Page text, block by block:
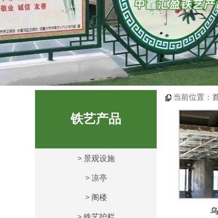
铁艺产品
> 景观设施
> 凉亭
> 阁楼
当前位置：